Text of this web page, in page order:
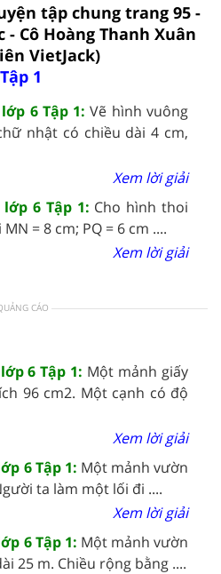
tập chung trang 95 -
Cô Hoàng Thanh Xuân
VietJack)
1
6 Tập 1: Vẽ hình vuông
nhật có chiều dài 4 cm,
Xem lời giải
6 Tập 1: Cho hình thoi
= 8 cm; PQ = 6 cm ....
Xem lời giải
CÁO
6 Tập 1: Một mảnh giấy
96 cm2. Một cạnh có độ
Xem lời giải
6 Tập 1: Một mảnh vườn
ta làm một lối đi ....
Xem lời giải
6 Tập 1: Một mảnh vườn
25 m. Chiều rộng bằng ....